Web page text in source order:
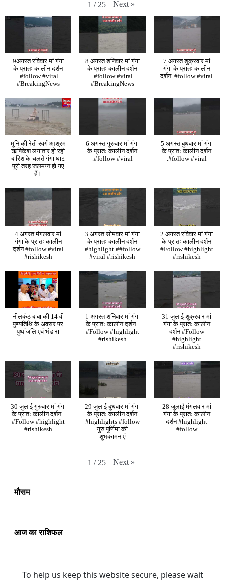
1 / 25 Next »
9अगस्त रविवार मां गंगा
के प्रातः कालीन दर्शन
.#follow #viral
#BreakingNews
8 अगस्त शनिवार मां गंगा
के प्रातः कालीन दर्शन
.#follow #viral
#BreakingNews
7 अगस्त शुक्रवार मां
गंगा के प्रातः कालीन
दर्शन .#follow #viral
मुनि की रेती स्वर्ग आश्रम
ऋषिकेश लगातार हो रही
बारिश के चलते गंगा घाट
पूरी तरह जलमग्न हो गए
हैं।
6 अगस्त गुरुवार मां गंगा
के प्रातः कालीन दर्शन
.#follow #viral
5 अगस्त बुधवार मां गंगा
के प्रातः कालीन दर्शन
.#follow #viral
4 अगस्त मंगलवार मां
गंगा के प्रातः कालीन
दर्शन #follow #viral
#rishikesh
3 अगस्त सोमवार मां गंगा
के प्रातः कालीन दर्शन
#highlight ##follow
#viral #rishikesh
2 अगस्त रविवार मां गंगा
के प्रातः कालीन दर्शन
#Follow #highlight
#rishikesh
नीलकंठ बाबा की 14 वी
पुण्यतिथि के अवसर पर
पुष्पांजलि एवं भंडारा
1 अगस्त शनिवार मां गंगा
के प्रातः कालीन दर्शन .
#Follow #highlight
#rishikesh
31 जुलाई शुक्रवार मां
गंगा के प्रातः कालीन
दर्शन #Follow
#highlight
#rishikesh
30 जुलाई गुरुवार मां गंगा
के प्रातः कालीन दर्शन .
#Follow #highlight
#rishikesh
29 जुलाई बुधवार मां गंगा
के प्रातः कालीन दर्शन
#highlights #follow
गुरु पूर्णिमा की
शुभकामनाएं
28 जुलाई मंगलवार मां
गंगा के प्रातः कालीन
दर्शन #highlight
#follow
1 / 25 Next »
मौसम
आज का राशिफल